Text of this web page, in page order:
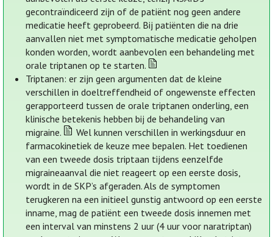
gecontraïndiceerd zijn of de patiënt nog geen andere
medicatie heeft geprobeerd. Bij patiënten die na drie
aanvallen niet met symptomatische medicatie geholpen
konden worden, wordt aanbevolen een behandeling met
orale triptanen op te starten.
Triptanen: er zijn geen argumenten dat de kleine
verschillen in doeltreffendheid of ongewenste effecten
gerapporteerd tussen de orale triptanen onderling, een
klinische betekenis hebben bij de behandeling van
migraine.
Wel kunnen verschillen in werkingsduur en
farmacokinetiek de keuze mee bepalen. Het toedienen
van een tweede dosis triptaan tijdens eenzelfde
migraineaanval die niet reageert op een eerste dosis,
wordt in de SKP’s afgeraden. Als de symptomen
terugkeren na een initieel gunstig antwoord op een eerste
inname, mag de patiënt een tweede dosis innemen met
een interval van minstens 2 uur (4 uur voor naratriptan)